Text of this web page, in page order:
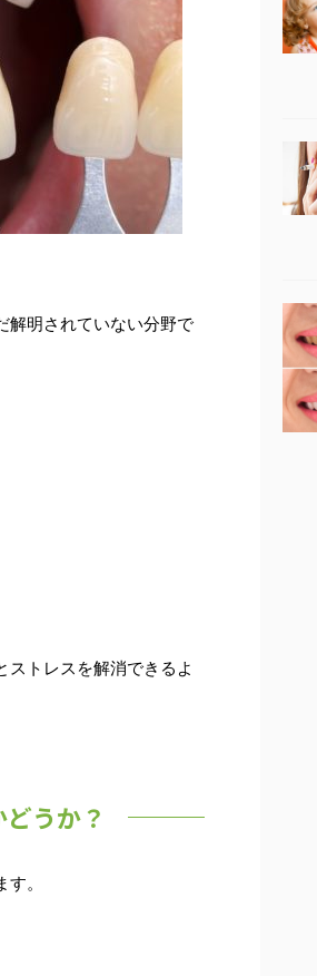
解明されていない分野で
ストレスを解消できるよ
うか？
。